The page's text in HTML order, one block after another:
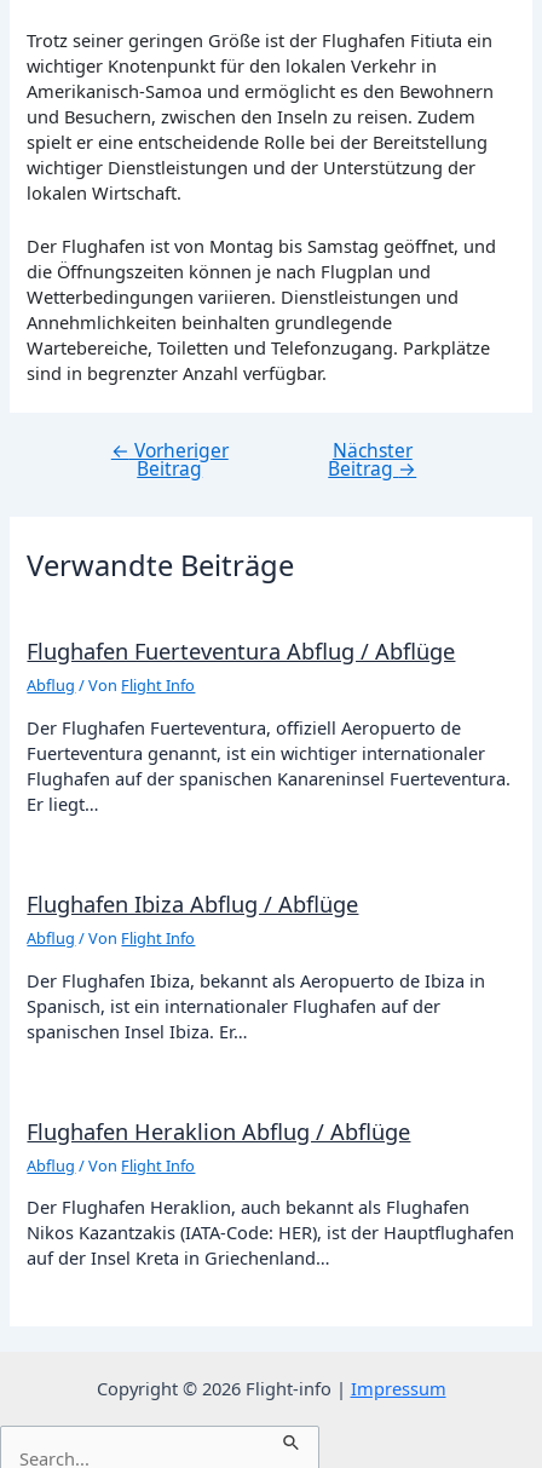
Trotz seiner geringen Größe ist der Flughafen Fitiuta ein
wichtiger Knotenpunkt für den lokalen Verkehr in
Amerikanisch-Samoa und ermöglicht es den Bewohnern
und Besuchern, zwischen den Inseln zu reisen. Zudem
spielt er eine entscheidende Rolle bei der Bereitstellung
wichtiger Dienstleistungen und der Unterstützung der
lokalen Wirtschaft.
Der Flughafen ist von Montag bis Samstag geöffnet, und
die Öffnungszeiten können je nach Flugplan und
Wetterbedingungen variieren. Dienstleistungen und
Annehmlichkeiten beinhalten grundlegende
Wartebereiche, Toiletten und Telefonzugang. Parkplätze
sind in begrenzter Anzahl verfügbar.
Beitragsnavigation
← Vorheriger
Beitrag
Nächster
Beitrag→
Verwandte Beiträge
Flughafen Fuerteventura Abflug / Abflüge
Abflug / Von Flight Info
Der Flughafen Fuerteventura, offiziell Aeropuerto de
Fuerteventura genannt, ist ein wichtiger internationaler
Flughafen auf der spanischen Kanareninsel Fuerteventura.
Er liegt…
Flughafen Ibiza Abflug / Abflüge
Abflug / Von Flight Info
Der Flughafen Ibiza, bekannt als Aeropuerto de Ibiza in
Spanisch, ist ein internationaler Flughafen auf der
spanischen Insel Ibiza. Er…
Flughafen Heraklion Abflug / Abflüge
Abflug / Von Flight Info
Der Flughafen Heraklion, auch bekannt als Flughafen
Nikos Kazantzakis (IATA-Code: HER), ist der Hauptflughafen
auf der Insel Kreta in Griechenland…
Copyright © 2026 Flight-info | Impressum
nach: